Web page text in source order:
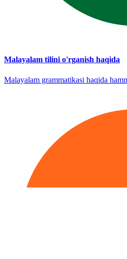
Malayalam tilini o'rganish haqida
Malayalam grammatikasi haqida